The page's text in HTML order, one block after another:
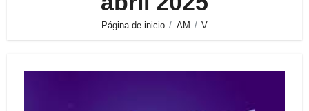
Página de inicio AM V